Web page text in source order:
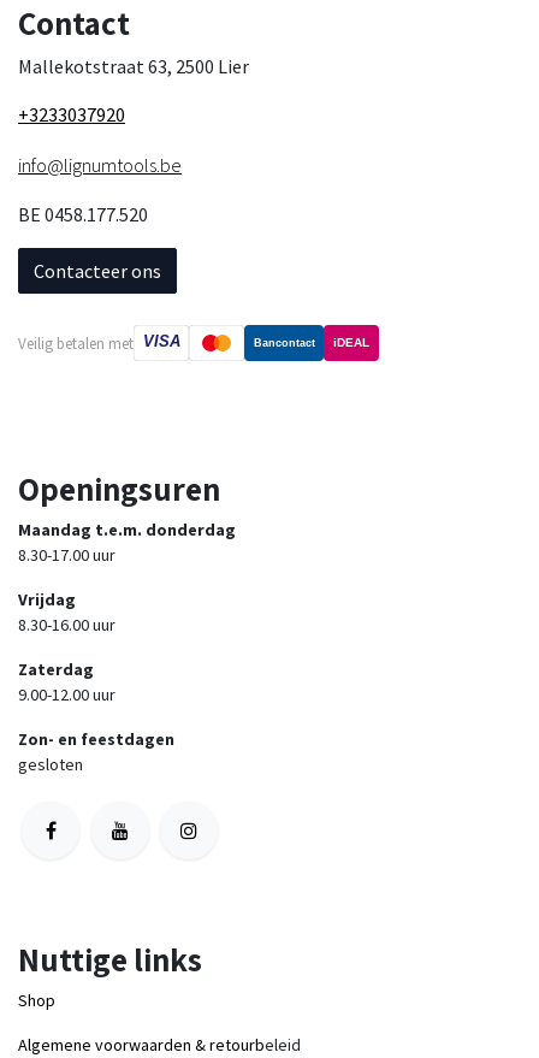
Contact
Mallekotstraat 63, 2500 Lier
+3233037920
info@lignumtools.be
BE 0458.177.520
Contacteer ons
Veilig betalen met VISA Bancontact iDEAL
Openingsuren
Maandag t.e.m. donderdag
8.30-17.00 uur
Vrijdag
8.30-16.00 uur
Zaterdag
9.00-12.00 uur
Zon- en feestdagen
gesloten
Nuttige links
Shop
Algemene voorwaarden & retourbeleid